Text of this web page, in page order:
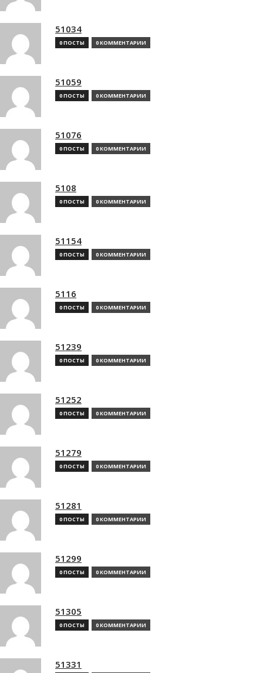
51034
0 ПОСТЫ 0 КОММЕНТАРИИ
51059
0 ПОСТЫ 0 КОММЕНТАРИИ
51076
0 ПОСТЫ 0 КОММЕНТАРИИ
5108
0 ПОСТЫ 0 КОММЕНТАРИИ
51154
0 ПОСТЫ 0 КОММЕНТАРИИ
5116
0 ПОСТЫ 0 КОММЕНТАРИИ
51239
0 ПОСТЫ 0 КОММЕНТАРИИ
51252
0 ПОСТЫ 0 КОММЕНТАРИИ
51279
0 ПОСТЫ 0 КОММЕНТАРИИ
51281
0 ПОСТЫ 0 КОММЕНТАРИИ
51299
0 ПОСТЫ 0 КОММЕНТАРИИ
51305
0 ПОСТЫ 0 КОММЕНТАРИИ
51331